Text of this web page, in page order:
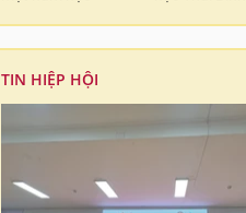
TIN HIỆP HỘI